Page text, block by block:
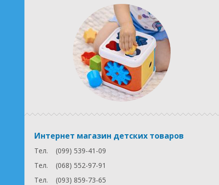
Интернет магазин детских товаров
Тел.
(099) 539-41-09
Тел.
(068) 552-97-91
Тел.
(093) 859-73-65